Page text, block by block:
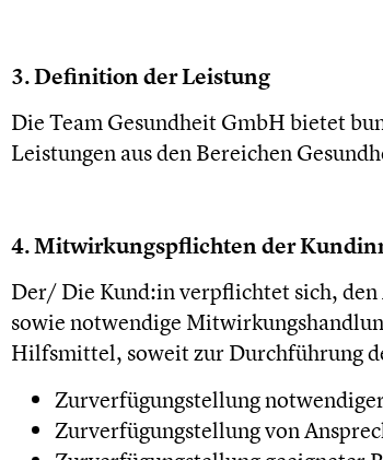
3. Definition der Leistung
Die Team Gesundheit GmbH bietet
Leistungen aus den Bereichen
4. Mitwirkungspflichten der
Der/ Die Kund:in verpflichtet sich,
sowie notwendige
Hilfsmittel, soweit zur Durchführung
Zurverfügungstellung
Zurverfügungstellung von